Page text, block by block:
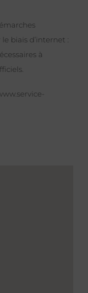
biais d’internet :
à